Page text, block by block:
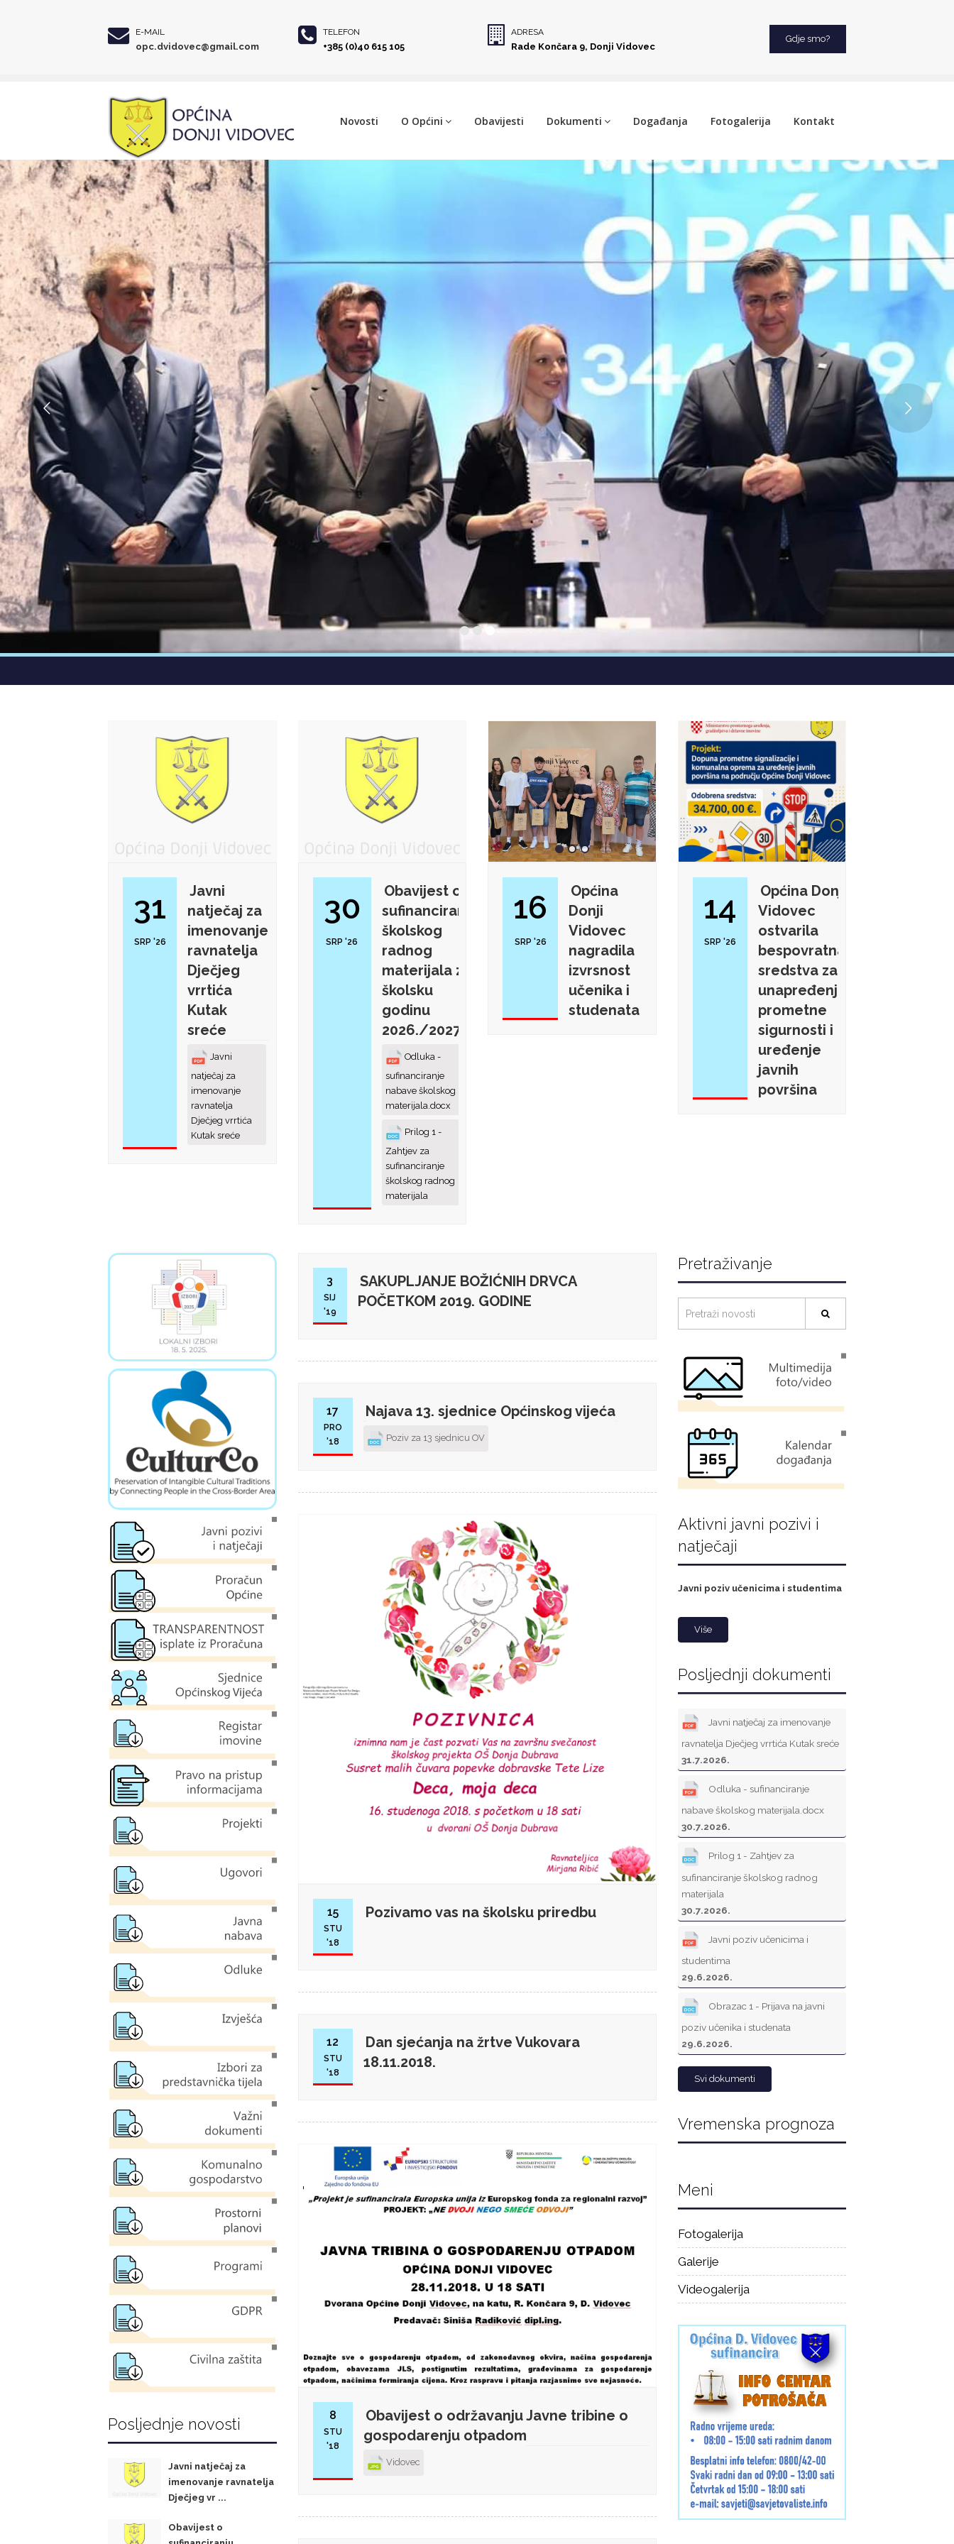
E-MAIL
opc.dvidovec@gmail.com
TELEFON
+385 (0)40 615 105
ADRESA
Rade Končara 9, Donji Vidovec
Gdje smo?
Novosti O Općini Obavijesti Dokumenti Događanja Fotogalerija Kontakt
31
SRP '26
Javni
natječaj za
imenovanje
ravnatelja
Dječjeg
vrrtića
Kutak
sreće
Javni
natječaj za
imenovanje
ravnatelja
Dječjeg vrrtića
Kutak sreće
30
SRP '26
Obavijest o
sufinanciranju
školskog
radnog
materijala za
školsku
godinu
2026./2027.
Odluka -
sufinanciranje
nabave školskog
materijala.docx
Prilog 1 -
Zahtjev za
sufinanciranje
školskog radnog
materijala
16
SRP '26
Općina
Donji
Vidovec
nagradila
izvrsnost
učenika i
studenata
14
SRP '26
Općina Donji
Vidovec
ostvarila
bespovratna
sredstva za
unapređenje
prometne
sigurnosti i
uređenje
javnih
površina
Posljednje novosti
Javni natječaj za
imenovanje ravnatelja
Dječjeg vr ...
Obavijest o
3
SIJ
'19
SAKUPLJANJE BOŽIĆNIH DRVCA
POČETKOM 2019. GODINE
17
PRO
'18
Najava 13. sjednice Općinskog vijeća
Poziv za 13 sjednicu OV
15
STU
'18
Pozivamo vas na školsku priredbu
12
STU
'18
Dan sjećanja na žrtve Vukovara
18.11.2018.
8
STU
'18
Obavijest o održavanju Javne tribine o
gospodarenju otpadom
Vidovec
Pretraživanje
Aktivni javni pozivi i
natječaji
Javni poziv učenicima i studentima
Više
Posljednji dokumenti
Javni natječaj za imenovanje
ravnatelja Dječjeg vrrtića Kutak sreće
31.7.2026.
Odluka - sufinanciranje
nabave školskog materijala.docx
30.7.2026.
Prilog 1 - Zahtjev za
sufinanciranje školskog radnog
materijala
30.7.2026.
Javni poziv učenicima i
studentima
29.6.2026.
Obrazac 1 - Prijava na javni
poziv učenika i studenata
29.6.2026.
Svi dokumenti
Vremenska prognoza
Meni
Fotogalerija
Galerije
Videogalerija